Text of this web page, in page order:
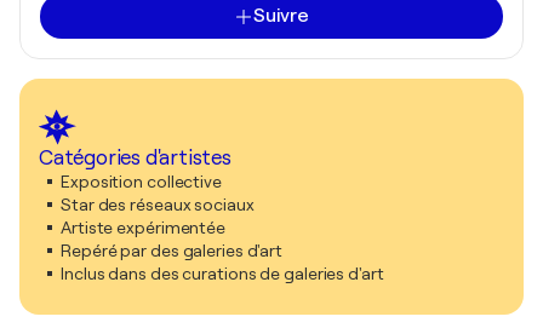
Suivre
Catégories d'artistes
Exposition collective
Star des réseaux sociaux
Artiste expérimentée
Repéré par des galeries d'art
Inclus dans des curations de galeries d'art